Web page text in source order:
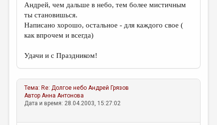
Андрей, чем дальше в небо, тем более мистичным
ты становишься.
Написано хорошо, остальное - для каждого свое (
как впрочем и всегда)
Удачи и с Праздником!
Тема: Re: Долгое небо Андрей Грязов
АвторАнна Антонова
Дата и время: 28.04.2003, 15:27:02